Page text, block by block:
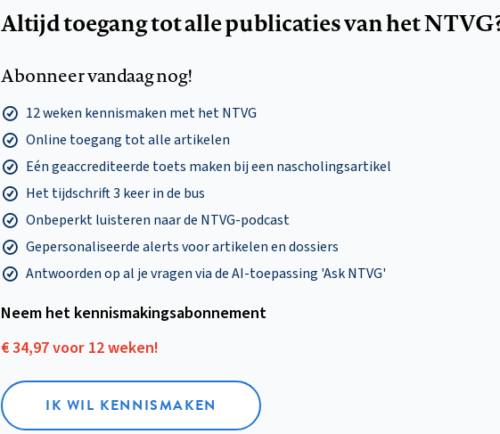
Altijd toegang tot alle publicaties van het
Abonneer vandaag nog!
12 weken kennismaken met het NTVG
Online toegang tot alle artikelen
Eén geaccrediteerde toets maken bij een nascholingsartikel
Het tijdschrift 3 keer in de bus
Onbeperkt luisteren naar de NTVG-podcast
Gepersonaliseerde alerts voor artikelen en dossiers
Antwoorden op al je vragen via de AI-toepassing 'Ask NTVG'
Neem het kennismakings­abonnement
€ 34,97 voor 12 weken!
IK WIL KENNISMAKEN